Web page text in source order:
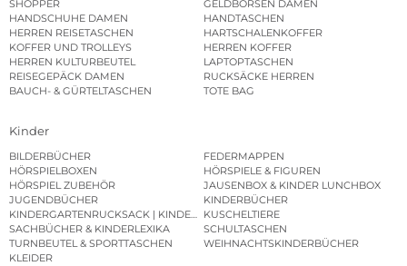
SHOPPER
GELDBÖRSEN DAMEN
HANDSCHUHE DAMEN
HANDTASCHEN
HERREN REISETASCHEN
HARTSCHALENKOFFER
KOFFER UND TROLLEYS
HERREN KOFFER
HERREN KULTURBEUTEL
LAPTOPTASCHEN
REISEGEPÄCK DAMEN
RUCKSÄCKE HERREN
BAUCH- & GÜRTELTASCHEN
TOTE BAG
Kinder
BILDERBÜCHER
FEDERMAPPEN
HÖRSPIELBOXEN
HÖRSPIELE & FIGUREN
HÖRSPIEL ZUBEHÖR
JAUSENBOX & KINDER LUNCHBOX
JUGENDBÜCHER
KINDERBÜCHER
KINDERGARTENRUCKSACK | KINDERGARTENBEUTEL
KUSCHELTIERE
SACHBÜCHER & KINDERLEXIKA
SCHULTASCHEN
TURNBEUTEL & SPORTTASCHEN
WEIHNACHTSKINDERBÜCHER
KLEIDER